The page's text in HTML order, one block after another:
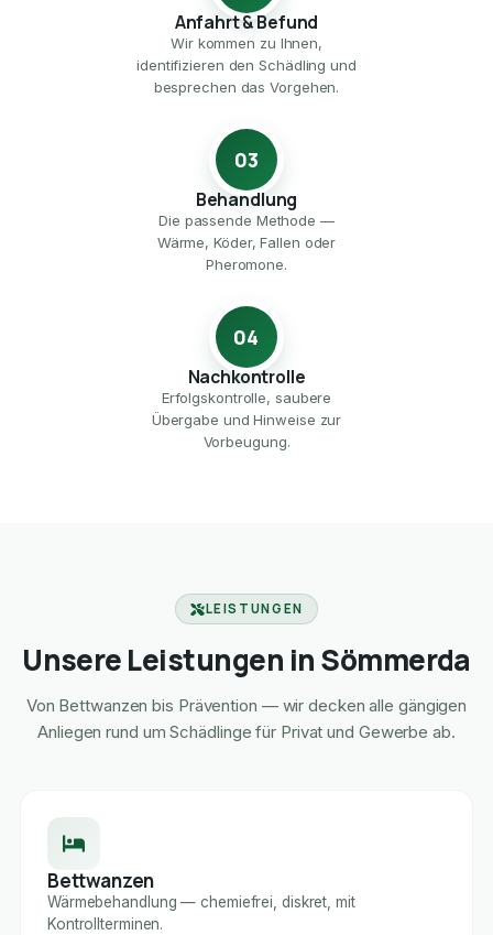
Anfahrt & Befund
Wir kommen zu Ihnen,
identifizieren den Schädling und
besprechen das Vorgehen.
03
Behandlung
Die passende Methode —
Wärme, Köder, Fallen oder
Pheromone.
04
Nachkontrolle
Erfolgskontrolle, saubere
Übergabe und Hinweise zur
Vorbeugung.
LEISTUNGEN
Unsere Leistungen in Sömmerda
Von Bettwanzen bis Prävention — wir decken alle gängigen
Anliegen rund um Schädlinge für Privat und Gewerbe ab.
Bettwanzen
Wärmebehandlung — chemiefrei, diskret, mit
Kontrollterminen.